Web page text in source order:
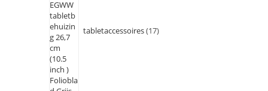
tabletaccessoires 17